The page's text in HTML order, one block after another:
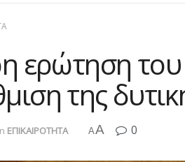
ερώτηση
της
ΕΠΙΚΑΙΡΟΤΗΤΑ AA 0